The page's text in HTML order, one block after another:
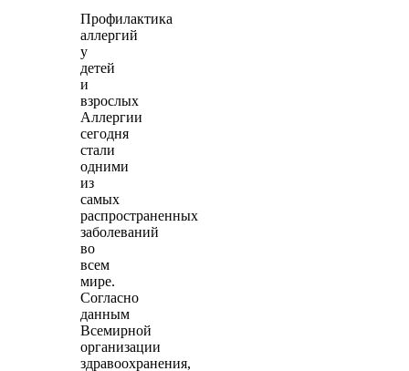
Профилактика
аллергий
у
детей
и
взрослых
Аллергии
сегодня
стали
одними
из
самых
распространенных
заболеваний
во
всем
мире.
Согласно
данным
Всемирной
организации
здравоохранения,